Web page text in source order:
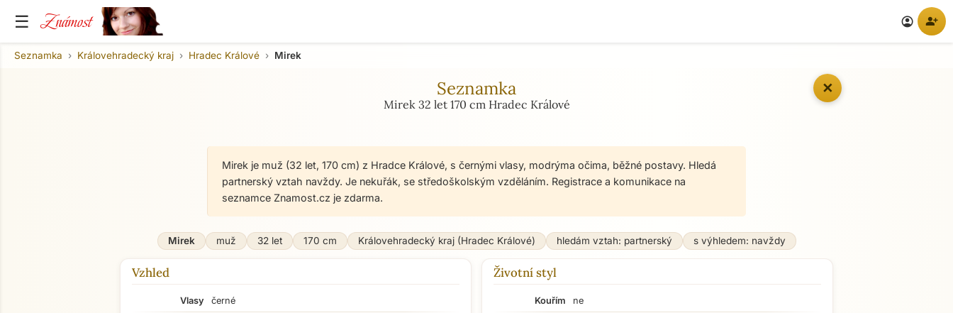
☰ Známost account_circle person_add
✕
Seznamka Královehradecký kraj Hradec Králové Mirek
Seznamka
Mirek 32 let 170 cm Hradec Králové
Mirek je muž (32 let, 170 cm) z Hradce Králové, s černými vlasy, modrýma očima, běžné postavy. Hledá
partnerský vztah navždy. Je nekuřák, se středoškolským vzděláním. Registrace a komunikace na
seznamce Znamost.cz je zdarma.
Mirek muž 32 let 170 cm Královehradecký kraj (Hradec Králové) hledám vztah: partnerský s výhledem: navždy
Vzhled
Vlasy
černé
Životní styl
Kouřím
ne